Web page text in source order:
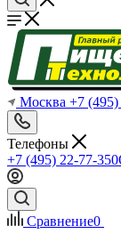
Москва +7
Телефоны
+7 (495) 22-77-350
Сравнение0